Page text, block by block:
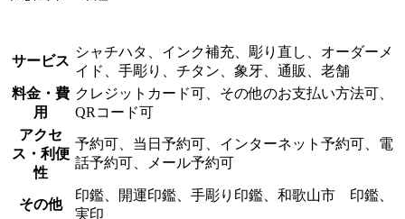
サービス
シャチハタ、インク補充、彫り直し、オーダーメ
イド、手彫り、チタン、象牙、通販、老舗
料金・費
用
クレジットカード可、その他のお支払い方法可、
QRコード可
アクセ
ス・利便
性
予約可、当日予約可、インターネット予約可、電
話予約可、メール予約可
その他
印鑑、開運印鑑、手彫り印鑑、和歌山市 印鑑、
実印